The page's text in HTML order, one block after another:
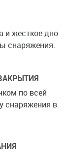
и жесткое дно
снаряжения.
по всей
снаряжения в